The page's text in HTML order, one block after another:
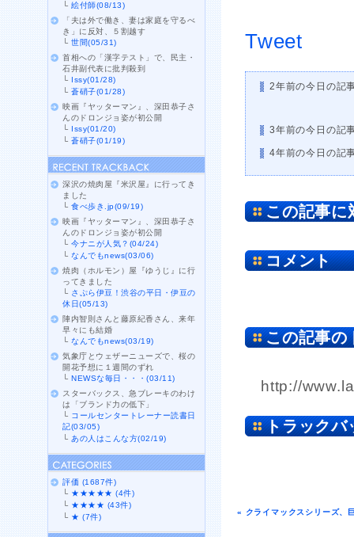
Tweet
2年前の今日の記
3年前の今日の記
4年前の今日の記
この記事に
コメント
この記事の
http://
トラックバ
« クライマックスシリーズ、
└絵付師(08/13)
「夫は外で働き、妻は家庭を守るべ
き」に反対、５割越す
└世間(05/31)
首相への「漢字テスト」で、民主・
石井副代表に批判殺到
└ Issy(01/28)
└蒼硝子(01/28)
映画『ヤッターマン』、深田恭子さ
んのドロンジョ姿が初公開
└ Issy(01/20)
└蒼硝子(01/19)
深沢の焼肉屋『米沢屋』に行ってき
ました
└食べ歩き.jp(09/19)
映画『ヤッターマン』、深田恭子さ
んのドロンジョ姿が初公開
└今ナニが人気？(04/24)
└なんでもnews(03/06)
焼肉（ホルモン）屋『ゆうじ』に行
ってきました
└ さぷら伊豆！渋谷の平日・伊豆の
休日(05/13)
陣内智則さんと藤原紀香さん、来年
早々にも結婚
└なんでもnews(03/19)
気象庁とウェザーニューズで、桜の
開花予想に１週間のずれ
└NEWSな毎日・・・(03/11)
スターバックス、急ブレーキのわけ
は「ブランド力の低下」
└ コールセンタートレーナー読書日
記(03/05)
└ あの人はこんな方(02/19)
評価 (1687件)
└ ★★★★★ (4件)
└ ★★★★ (43件)
└ ★ (7件)